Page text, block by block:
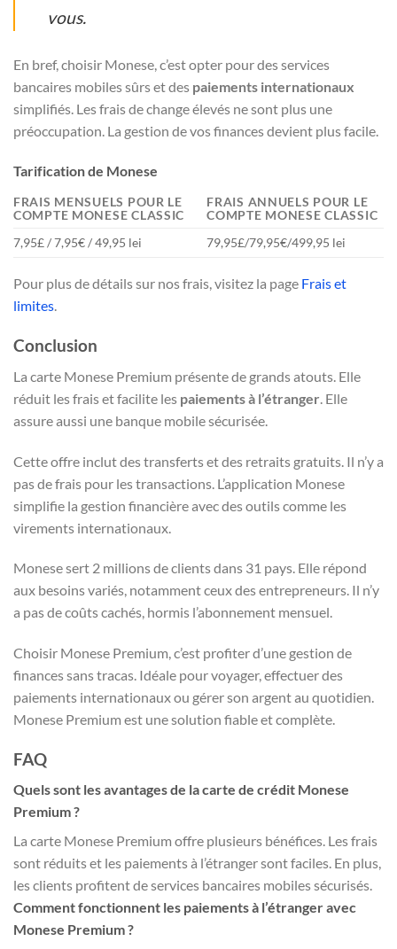
vous.
En bref, choisir Monese, c’est opter pour des services
bancaires mobiles sûrs et des paiements internationaux
simplifiés. Les frais de change élevés ne sont plus une
préoccupation. La gestion de vos finances devient plus facile.
Tarification de Monese
FRAIS MENSUELS POUR LE
COMPTE MONESE CLASSIC
FRAIS ANNUELS POUR LE
COMPTE MONESE CLASSIC
7,95£ / 7,95€ / 49,95 lei
79,95£/79,95€/499,95 lei
Pour plus de détails sur nos frais, visitez la page Frais et
limites.
Conclusion
La carte Monese Premium présente de grands atouts. Elle
réduit les frais et facilite les paiements à l’étranger . Elle
assure aussi une banque mobile sécurisée.
Cette offre inclut des transferts et des retraits gratuits. Il n’y a
pas de frais pour les transactions. L’application Monese
simplifie la gestion financière avec des outils comme les
virements internationaux.
Monese sert 2 millions de clients dans 31 pays. Elle répond
aux besoins variés, notamment ceux des entrepreneurs. Il n’y
a pas de coûts cachés, hormis l’abonnement mensuel.
Choisir Monese Premium, c’est profiter d’une gestion de
finances sans tracas. Idéale pour voyager, effectuer des
paiements internationaux ou gérer son argent au quotidien.
Monese Premium est une solution fiable et complète.
FAQ
Quels sont les avantages de la carte de crédit Monese
Premium ?
La carte Monese Premium offre plusieurs bénéfices. Les frais
sont réduits et les paiements à l’étranger sont faciles. En plus,
les clients profitent de services bancaires mobiles sécurisés.
Comment fonctionnent les paiements à l’étranger avec
Monese Premium ?